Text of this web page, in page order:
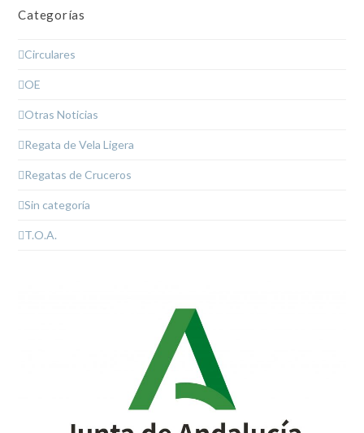
Categorías
Circulares
OE
Otras Noticias
Regata de Vela Ligera
Regatas de Cruceros
Sin categoría
T.O.A.